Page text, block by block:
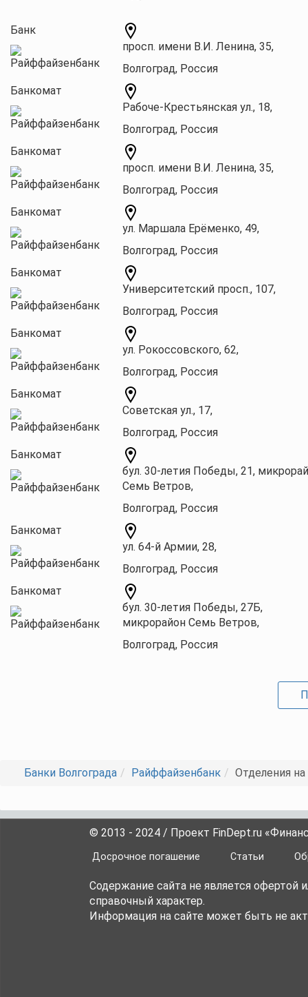
Банк
просп. имени В.И. Ленина, 35,
Волгоград, Россия
Банкомат
Рабоче-Крестьянская ул., 18,
Волгоград, Россия
Банкомат
просп. имени В.И. Ленина, 35,
Волгоград, Россия
Банкомат
ул. Маршала Ерёменко, 49,
Волгоград, Россия
Банкомат
Университетский просп., 107,
Волгоград, Россия
Банкомат
ул. Рокоссовского, 62,
Волгоград, Россия
Банкомат
Советская ул., 17,
Волгоград, Россия
Банкомат
бул. 30-летия Победы, 21,
Семь Ветров,
Волгоград, Россия
Банкомат
ул. 64-й Армии, 28,
Волгоград, Россия
Банкомат
бул. 30-летия Победы, 27Б,
микрорайон Семь Ветров,
Волгоград, Россия
Банки Волгограда Райффайзенбанк Отделения на
© 2013 - 2024 / Проект FinDept.ru
Досрочное погашение Статьи
Содержание сайта не является
справочный характер.
Информация на сайте может быть не